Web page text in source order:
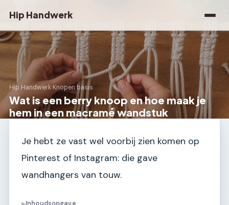
Hip Handwerk
Hip Handwerk›Knopen basis
Wat is een berry knoop en hoe maak je
hem in een macramé wandstuk
Je hebt ze vast wel voorbij zien komen op
Pinterest of Instagram: die gave
wandhangers van touw.